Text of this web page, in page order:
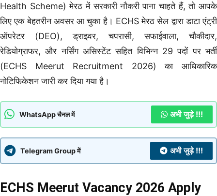
Health Scheme) मेरठ में सरकारी नौकरी पाना चाहते हैं, तो आपके
लिए एक बेहतरीन अवसर आ चुका है। ECHS मेरठ सेल द्वारा डाटा एंट्री
ऑपरेटर (DEO), ड्राइवर, चपरासी, सफाईवाला, चौकीदार,
रेडियोग्राफर, और नर्सिंग असिस्टेंट सहित विभिन्न 29 पदों पर भर्ती
(ECHS Meerut Recruitment 2026) का आधिकारिक
नोटिफिकेशन जारी कर दिया गया है।
WhatsApp चैनल में अभी जुड़े !!!
Telegram Group में अभी जुड़े !!!
ECHS Meerut Vacancy 2026 Apply